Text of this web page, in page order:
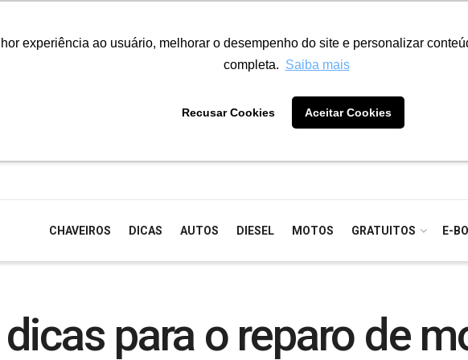
experiência ao usuário, melhorar o desempenho do site e personalizar
completa. Saiba mais
Recusar Cookies Aceitar Cookies
CHAVEIROS DICAS AUTOS DIESEL MOTOS GRATUITOS E-
para o reparo de